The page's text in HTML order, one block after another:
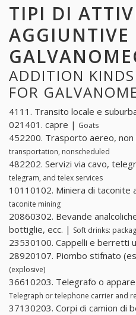
TIPI DI
AGGIUNTIVE
ADDITION
FOR
4111. Transito locale e
021401. capre | Goats
452200. Trasporto aereo,
transportation, nonscheduled
482202. Servizi via cavo,
telegram, and telex services
10110102. Miniera di taconite
taconite mining
20860302. Bevande
bottiglie, ecc. | Soft drinks:
23530100. Cappelli e berretti
28920107. Piombo stifnato
(explosive)
36610203. Telegrafo o
Telegraph or telephone carrier and
37130203. Corpi di camion di